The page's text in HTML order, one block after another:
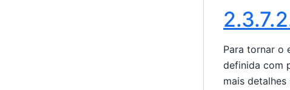
Para tornar o
definida com
mais